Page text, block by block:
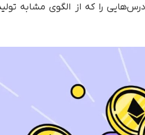
را که از الگوی مشابه